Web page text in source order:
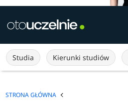
Studia Kierunki studiów
STRONA GŁÓWNA